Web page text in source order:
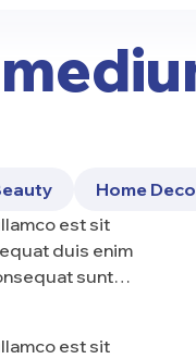
Home
est sit
duis enim
sunt
est sit